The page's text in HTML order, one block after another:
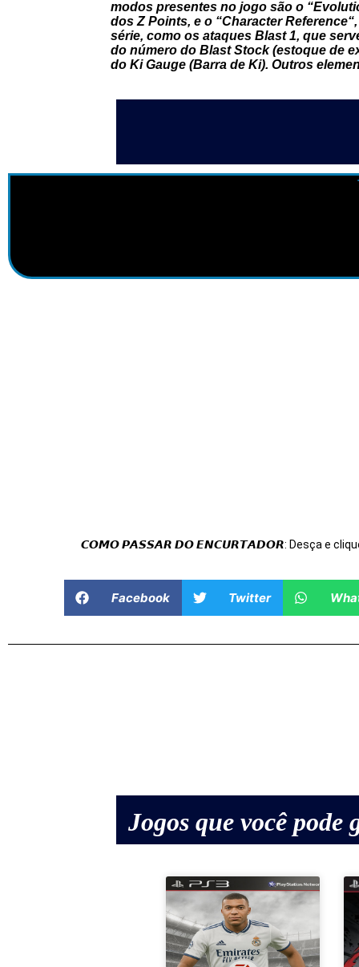
modos presentes no jogo são o “
dos Z Points, e o “Character Reference
série, como os ataques Blast 1, que
do número do Blast Stock (estoque de
do Ki Gauge (Barra de Ki). Outros
𝘾𝙊𝙈𝙊 𝙋𝘼𝙎𝙎𝘼𝙍 𝘿𝙊 𝙀𝙉𝘾𝙐𝙍𝙏𝘼𝘿𝙊𝙍: Desça e clique
Facebook Twitter
Jogos que você pode